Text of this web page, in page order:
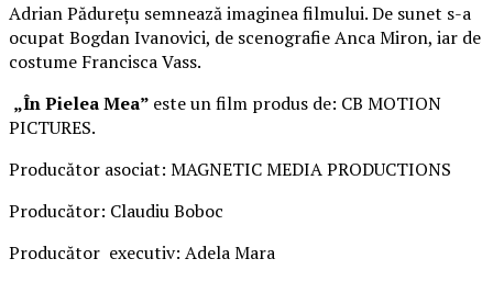
Adrian Pădurețu semnează imaginea filmului. De sunet s-a
ocupat Bogdan Ivanovici, de scenografie Anca Miron, iar de
costume Francisca Vass.
„În Pielea Mea” este un film produs de: CB MOTION
PICTURES.
Producător asociat: MAGNETIC MEDIA PRODUCTIONS
Producător: Claudiu Boboc
Producător executiv: Adela Mara